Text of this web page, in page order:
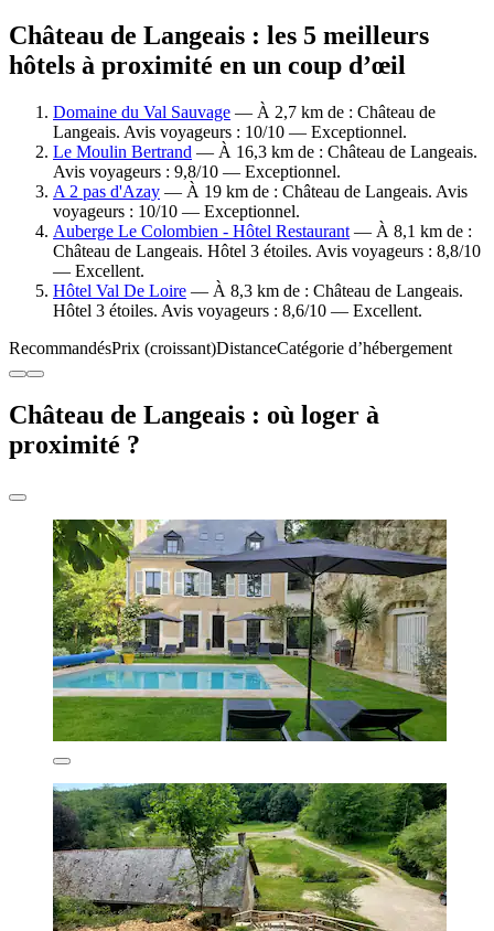
Château de Langeais : les 5 meilleurs
hôtels à proximité en un coup d’œil
Domaine du Val Sauvage — À 2,7 km de : Château de
Langeais. Avis voyageurs : 10/10 — Exceptionnel.
Le Moulin Bertrand — À 16,3 km de : Château de Langeais.
Avis voyageurs : 9,8/10 — Exceptionnel.
A 2 pas d'Azay — À 19 km de : Château de Langeais. Avis
voyageurs : 10/10 — Exceptionnel.
Auberge Le Colombien - Hôtel Restaurant — À 8,1 km de :
Château de Langeais. Hôtel 3 étoiles. Avis voyageurs : 8,8/10
— Excellent.
Hôtel Val De Loire — À 8,3 km de : Château de Langeais.
Hôtel 3 étoiles. Avis voyageurs : 8,6/10 — Excellent.
RecommandésPrix (croissant)DistanceCatégorie d’hébergement
Château de Langeais : où loger à
proximité ?